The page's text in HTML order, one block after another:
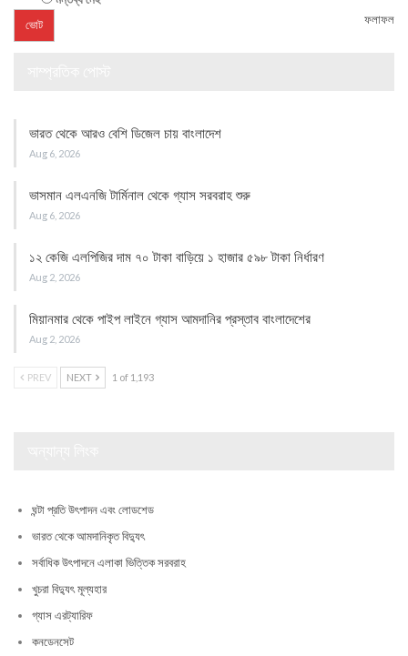
ফলাফল
ভারত থেকে আরও বেশি ডিজেল চায় বাংলাদেশ
Aug 6, 2026
ভাসমান এলএনজি টার্মিনাল থেকে গ্যাস সরবরাহ শুরু
Aug 6, 2026
১২ কেজি এলপিজির দাম ৭০ টাকা বাড়িয়ে ১ হাজার ৫৯৮ টাকা নির্ধারণ
Aug 2, 2026
মিয়ানমার থেকে পাইপ লাইনে গ্যাস আমদানির প্রস্তাব বাংলাদেশের
Aug 2, 2026
PREV NEXT 1 of 1,193
ঘন্টা প্রতি উৎপাদন এবং লোডশেড
ভারত থেকে আমদানিকৃত বিদ্যুৎ
সর্বাধিক উৎপাদনে এলাকা ভিত্তিক সরবরাহ
খুচরা বিদ্যুৎ মূল্যহার
গ্যাস এরট্যারিফ
কনডেনসেট